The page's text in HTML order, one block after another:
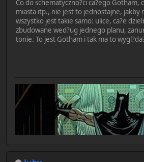
Co do schematyczno?ci ca?ego
miasta itp., nie jest to jednostajne, jakby
wszystko jest takie samo: ulice, ca?e
zbudowane wed?ug jednego planu,
tonie. To jest Gotham i tak ma to